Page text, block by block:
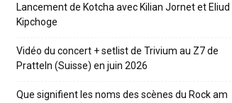
Lancement de Kotcha avec Kilian Jornet et Eliud
Kipchoge
Vidéo du concert + setlist de Trivium au Z7 de
Pratteln (Suisse) en juin 2026
Que signifient les noms des scènes du Rock am